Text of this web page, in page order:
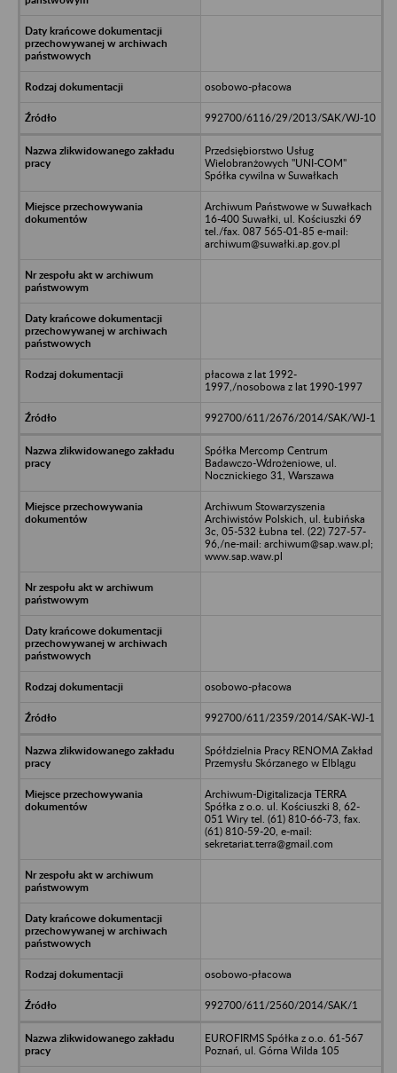
osobowo-płacowa
992700/6116/29/2013/SAK/WJ-10
Przedsiębiorstwo Usług
Wielobranżowych "UNI-COM"
Spółka cywilna w Suwałkach
Archiwum Państwowe w Suwałkach
16-400 Suwałki, ul. Kościuszki 69
tel./fax. 087 565-01-85 e-mail:
archiwum@suwałki.ap.gov.pl
płacowa z lat 1992-
1997,/nosobowa z lat 1990-1997
992700/611/2676/2014/SAK/WJ-1
Spółka Mercomp Centrum
Badawczo-Wdrożeniowe, ul.
Nocznickiego 31, Warszawa
Archiwum Stowarzyszenia
Archiwistów Polskich, ul. Łubińska
3c, 05-532 Łubna tel. (22) 727-57-
96,/ne-mail: archiwum@sap.waw.pl;
www.sap.waw.pl
osobowo-płacowa
992700/611/2359/2014/SAK-WJ-1
Spółdzielnia Pracy RENOMA Zakład
Przemysłu Skórzanego w Elblągu
Archiwum-Digitalizacja TERRA
Spółka z o.o. ul. Kościuszki 8, 62-
051 Wiry tel. (61) 810-66-73, fax.
(61) 810-59-20, e-mail:
sekretariat.terra@gmail.com
osobowo-płacowa
992700/611/2560/2014/SAK/1
EUROFIRMS Spółka z o.o. 61-567
Poznań, ul. Górna Wilda 105